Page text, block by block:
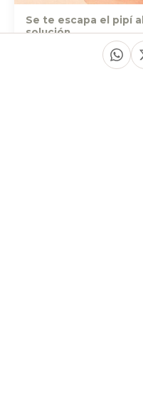
Se te escapa el pipí
solución